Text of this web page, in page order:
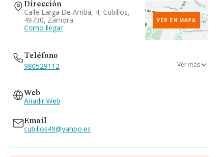
Dirección
Calle Larga De Arriba, 4, Cubillos,
49730, Zamora
Como llegar
VER EN MAPA
Teléfono
980529112
980524963
987458023
Ver más
Web
Añadir Web
Email
cubillos49@yahoo.es